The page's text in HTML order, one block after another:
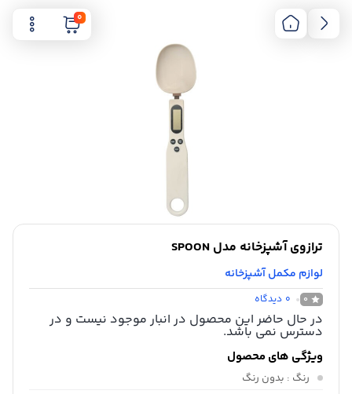
0
ترازوی آشپزخانه مدل SPOON
لوازم مکمل آشپزخانه
0
0 دیدگاه
در حال حاضر این محصول در انبار موجود نیست و در
دسترس نمی باشد.
ویژگی های محصول
رنگ : بدون رنگ